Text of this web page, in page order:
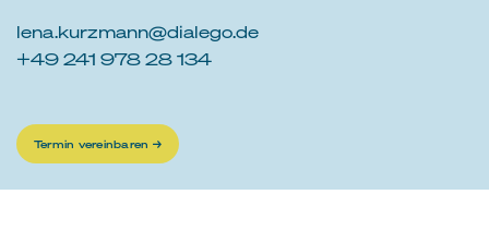
lena.kurzmann@dialego.de
+49 241 978 28 134
Termin vereinbaren →